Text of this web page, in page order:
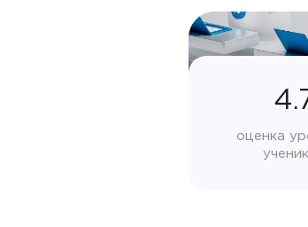
оценка